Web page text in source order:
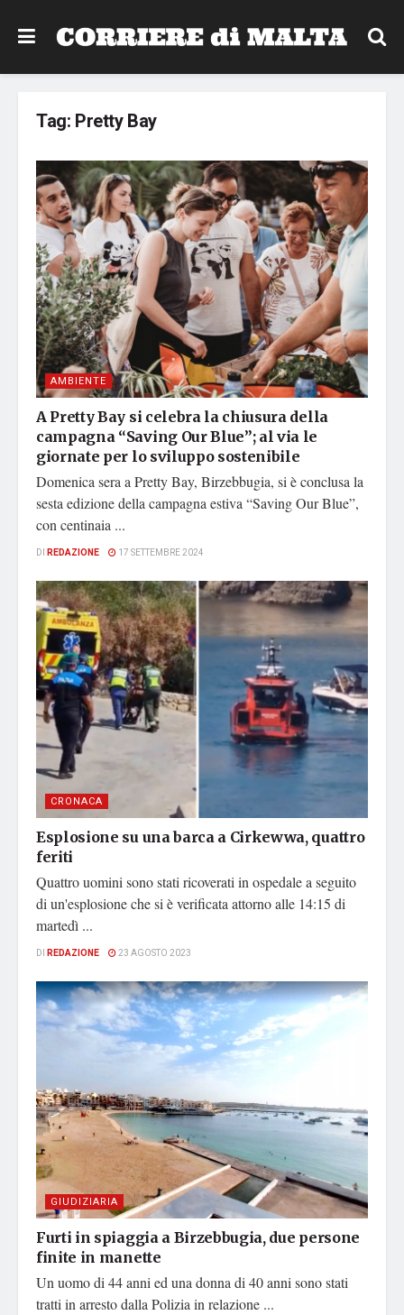
Tag: Pretty Bay
AMBIENTE
A Pretty Bay si celebra la chiusura della
campagna “Saving Our Blue”; al via le
giornate per lo sviluppo sostenibile
Domenica sera a Pretty Bay, Birzebbugia, si è conclusa la
sesta edizione della campagna estiva “Saving Our Blue”,
con centinaia ...
DI REDAZIONE 17 SETTEMBRE 2024
CRONACA
Esplosione su una barca a Cirkewwa, quattro
feriti
Quattro uomini sono stati ricoverati in ospedale a seguito
di un'esplosione che si è verificata attorno alle 14:15 di
martedì ...
DI REDAZIONE 23 AGOSTO 2023
GIUDIZIARIA
Furti in spiaggia a Birzebbugia, due persone
finite in manette
Un uomo di 44 anni ed una donna di 40 anni sono stati
tratti in arresto dalla Polizia in relazione ...